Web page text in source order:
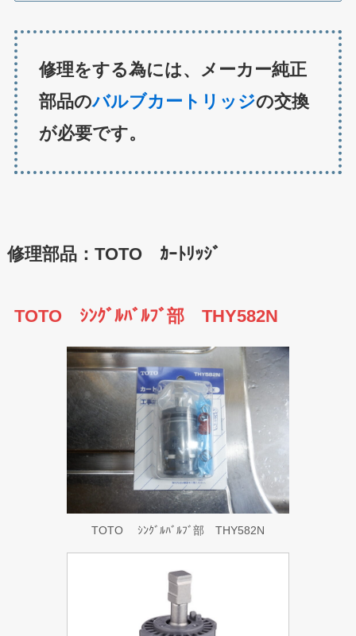
修理をする為には、メーカー純正
部品のバルブカートリッジの交換
が必要です。
修理部品：TOTO ｶｰﾄﾘｯｼﾞ
TOTO ｼﾝｸﾞﾙﾊﾞﾙﾌﾞ部 THY582N
TOTO ｼﾝｸﾞﾙﾊﾞﾙﾌﾞ部 THY582N